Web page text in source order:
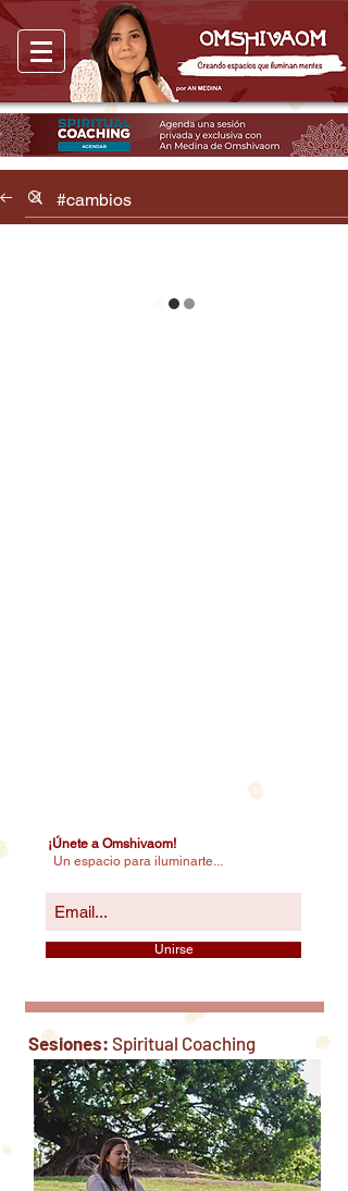
¡Únete a Omshivaom!
Un espacio para iluminarte...
Unirse
Sesiones: Spiritual Coaching